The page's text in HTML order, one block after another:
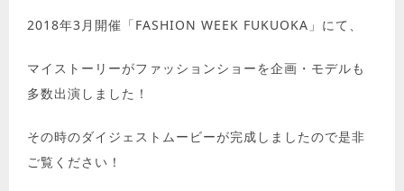
2018年3月開催「FASHION WEEK FUKUOKA」にて、
マイストーリーがファッションショーを企画・モデルも
多数出演しました！
その時のダイジェストムービーが完成しましたので是非
ご覧ください！